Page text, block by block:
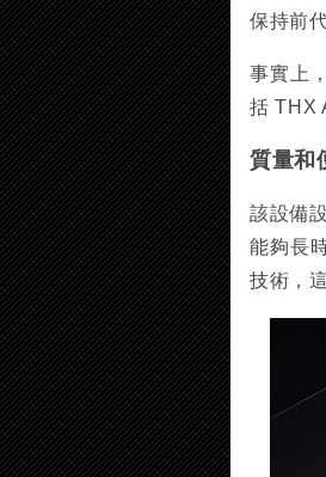
保持前
事實上
括 THX
質量和
該設備
能夠長
技術，